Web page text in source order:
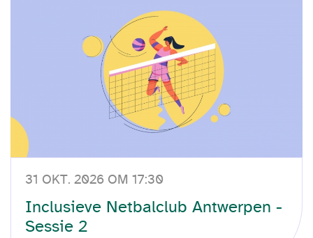
31 OKT. 2026 OM 17:30
Inclusieve Netbalclub Antwerpen -
Sessie 2